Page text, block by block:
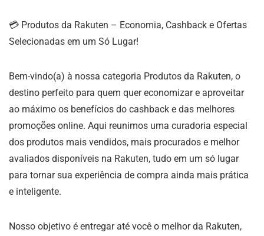
💳 Produtos da Rakuten – Economia, Cashback e Ofertas
Selecionadas em um Só Lugar!
Bem-vindo(a) à nossa categoria Produtos da Rakuten, o
destino perfeito para quem quer economizar e aproveitar
ao máximo os benefícios do cashback e das melhores
promoções online. Aqui reunimos uma curadoria especial
dos produtos mais vendidos, mais procurados e melhor
avaliados disponíveis na Rakuten, tudo em um só lugar
para tornar sua experiência de compra ainda mais prática
e inteligente.
Nosso objetivo é entregar até você o melhor da Rakuten,